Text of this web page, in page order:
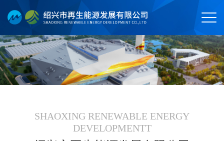
SHAOXING RENEWABLE ENERGY
DEVELOPMENTT